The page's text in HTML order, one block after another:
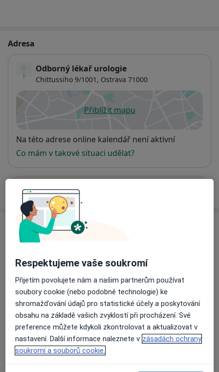
Adresa
Odborný lékař urologie
Chittussiho 9/1001, Ostrava 71000
Přiblížit mapuse otevře v nové záložce
Dostupnost
Na této adrese online kalendář není aktivní
Co mám v takové situaci udělat?
Názory
39 názorů
Recenze pacientů jsou pro nás důležité.
Specialisté nemají možnost zaplatit za
odstranění nebo změnu recenze pacienta.
Respektujeme vaše soukromí
Přijetím povolujete nám a našim partnerům používat
soubory cookie (nebo podobné technologie) ke
shromažďování údajů pro statistické účely a poskytování
obsahu na základě vašich zvyklostí při procházení. Své
preference můžete kdykoli zkontrolovat a aktualizovat v
nastavení. Další informace naleznete v zásadách ochrany
soukromí a souborů cookie.